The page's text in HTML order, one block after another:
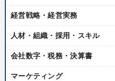
会社のパフォーマンスを高める講話
業種
製造業 卸売・小売・飲食業
経営戦略・経営実務
人材・組織・採用・スキル
会社数字・税務・決算書
マーケティング